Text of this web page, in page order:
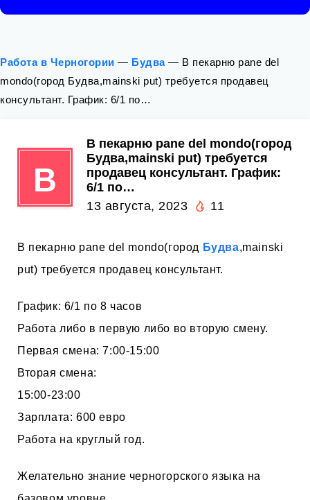
Работа в Черногории — Будва— В пекарню pane del
mondo(город Будва,mainski put) требуется продавец
консультант. График: 6/1 по…
В
В пекарню pane del mondo(город
Будва,mainski put) требуется
продавец консультант. График:
6/1 по…
13 августа, 2023
11
В пекарню pane del mondo(город Будва,mainski
put) требуется продавец консультант.
График: 6/1 по 8 часов
Работа либо в первую либо во вторую смену.
Первая смена: 7:00-15:00
Вторая смена:
15:00-23:00
Зарплата: 600 евро
Работа на круглый год.
Желательно знание черногорского языка на